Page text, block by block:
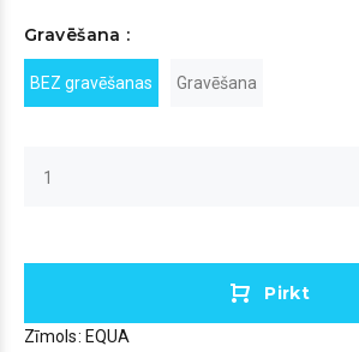
Gravēšana :
BEZ gravēšanas Gravēšana
Pirkt
Zīmols: EQUA